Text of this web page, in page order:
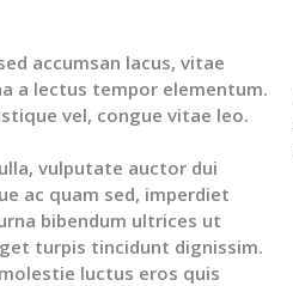
accumsan lacus, vitae
a lectus tempor elementum.
vel, congue vitae leo.
vulputate auctor dui
ac quam sed, imperdiet
bibendum ultrices ut
turpis tincidunt dignissim.
luctus eros quis